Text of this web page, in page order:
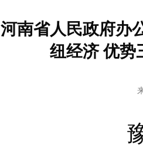
河南省人民政府办
纽经济 优势